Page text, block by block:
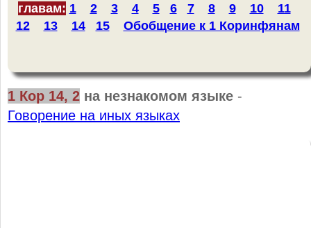
главам: 1 2 3 4 5 6 7 8 9 10
11
12
13 14 15 Обобщение к 1 Коринфянам
1 Кор 14, 2 на незнакомом языке -
Говорение на иных языках